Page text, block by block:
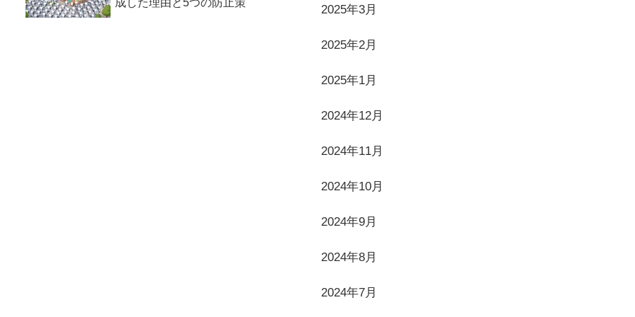
成した理由と5つの防止策
2025年3月
2025年2月
2025年1月
2024年12月
2024年11月
2024年10月
2024年9月
2024年8月
2024年7月